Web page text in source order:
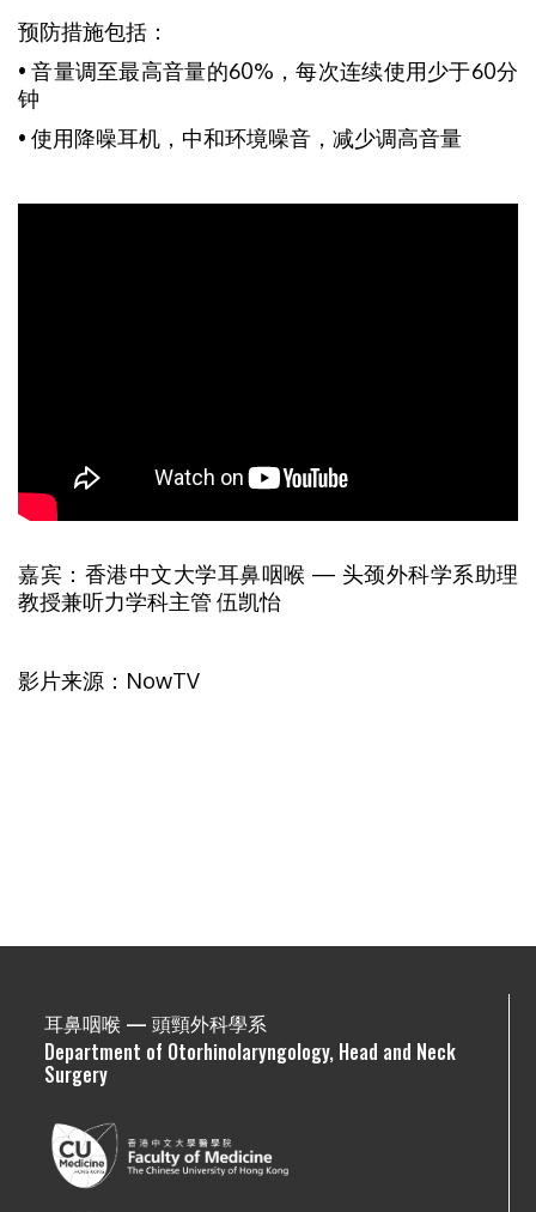
预防措施包括：
• 音量调至最高音量的60%，每次连续使用少于60分
钟
• 使用降噪耳机，中和环境噪音，减少调高音量
嘉宾：香港中文大学耳鼻咽喉 — 头颈外科学系助理
教授兼听力学科主管 伍凯怡
影片来源：NowTV
耳鼻咽喉 — 頭頸外科學系
Department of Otorhinolaryngology, Head and Neck
Surgery